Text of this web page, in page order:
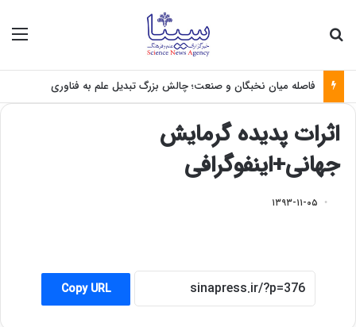
فاصله میان نخبگان و صنعت؛ چالش بزرگ تبدیل علم به فناوری
اثرات پدیده گرمایش
جهانی+اینفوگرافی
۱۳۹۳-۱۱-۰۵
Copy URL